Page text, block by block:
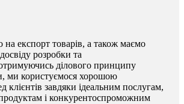
експорт товарів, а також маємо
розробки та
ділового принципу
ми користуємося хорошою
клієнтів завдяки ідеальним послугам,
і конкурентоспроможним